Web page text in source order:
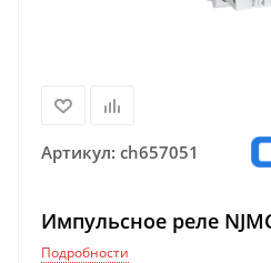
Артикул: ch657051
Импульсное реле
Подробности